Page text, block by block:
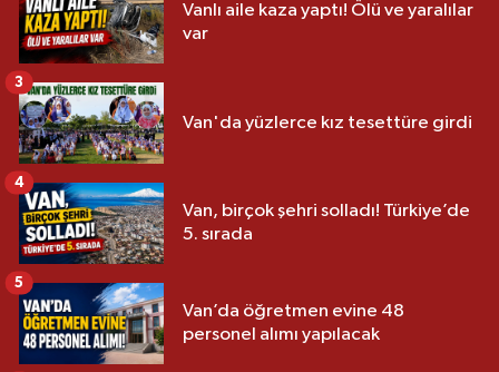
Vanlı aile kaza yaptı! Ölü ve yaralılar
var
Van'da yüzlerce kız tesettüre girdi
3
Van, birçok şehri solladı! Türkiye’de
5. sırada
4
Van’da öğretmen evine 48
personel alımı yapılacak
5